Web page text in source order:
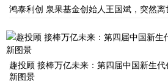
鸿泰利创 泉果基金创始人王国斌，突然离
趣投顾 接棒万亿未来：第四届中国新生
新图景